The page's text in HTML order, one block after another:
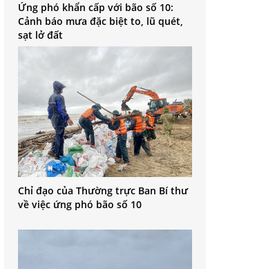
Ứng phó khẩn cấp với bão số 10:
Cảnh báo mưa đặc biệt to, lũ quét,
sạt lở đất
Chỉ đạo của Thường trực Ban Bí thư
về việc ứng phó bão số 10